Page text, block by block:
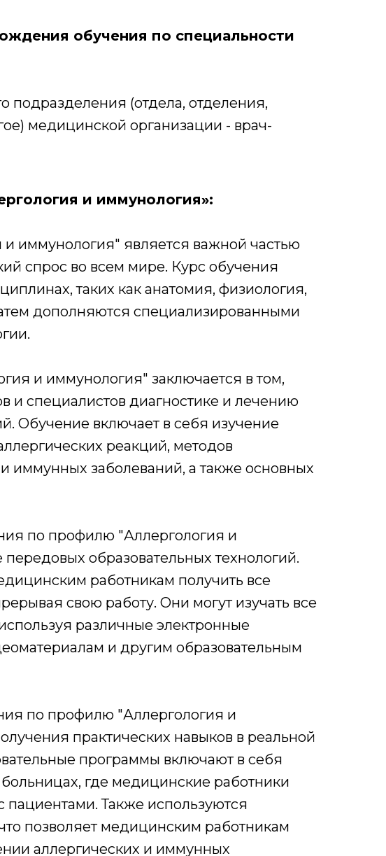
обучения по специальности
подразделения (отдела, отделения,
медицинской организации - врач-
и иммунология»:
иммунология" является важной частью
спрос во всем мире. Курс обучения
таких как анатомия, физиология,
дополняются специализированными
и иммунология" заключается в том,
и специалистов диагностике и лечению
Обучение включает в себя изучение
реакций, методов
иммунных заболеваний, а также основных
по профилю "Аллергология и
образовательных технологий.
работникам получить все
свою работу. Они могут изучать все
различные электронные
и другим образовательным
по профилю "Аллергология и
практических навыков в реальной
программы включают в себя
где медицинские работники
пациентами. Также используются
позволяет медицинским работникам
аллергических и иммунных